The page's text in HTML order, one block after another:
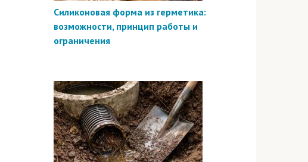
Силиконовая форма из герметика:
возможности, принцип работы и
ограничения